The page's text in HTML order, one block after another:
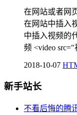
在网站或者网
在网站中插入
中插入视频的
频 <video
2018-10-07
新手站长
不看后悔的腾